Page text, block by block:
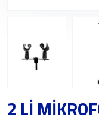
2 Lİ